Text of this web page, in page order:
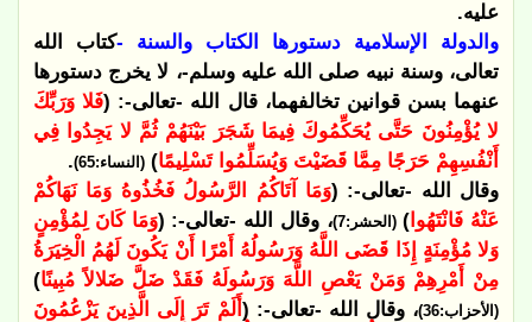
عليه.
والدولة الإسلامية دستورها الكتاب والسنة -كتاب الله
تعالى، وسنة نبيه صلى الله عليه وسلم-، لا يخرج دستورها
عنهما بسن قوانين تخالفهما، قال الله -تعالى-: (فَلا وَرَبِّكَ
لا يُؤْمِنُونَ حَتَّى يُحَكِّمُوكَ فِيمَا شَجَرَ بَيْنَهُمْ ثُمَّ لا يَجِدُوا فِي
أَنْفُسِهِمْ حَرَجًا مِمَّا قَضَيْتَ وَيُسَلِّمُوا تَسْلِيمًا) (النساء:65)
.
وقال الله -تعالى-: (وَمَا آتَاكُمُ الرَّسُولُ فَخُذُوهُ وَمَا نَهَاكُمْ
عَنْهُ فَانْتَهُوا )(الحشر:7) ، وقال الله -تعالى-: (وَمَا كَانَ لِمُؤْمِنٍ
وَلا مُؤْمِنَةٍ إِذَا قَضَى اللَّهُ وَرَسُولُهُ أَمْرًا أَنْ يَكُونَ لَهُمُ الْخِيَرَةُ
مِنْ أَمْرِهِمْ وَمَنْ يَعْصِ اللَّهَ وَرَسُولَهُ فَقَدْ ضَلَّ ضَلالاً مُبِينًا)
(الأحزاب:36) ، وقال الله -تعالى-: ( أَلَمْ تَرَ إِلَى الَّذِينَ يَزْعُمُونَ